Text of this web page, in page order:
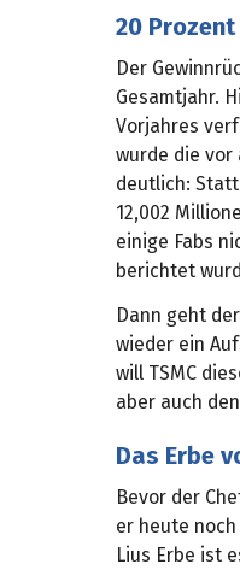
20
Der
Gesamtjahr.
Vorjahres
wurde die
deutlich: Statt
12,002
einige Fabs
berichtet
Dann geht
wieder ein
will TSMC
aber auch
Das Erbe
Bevor der
er heute
Lius Erbe ist